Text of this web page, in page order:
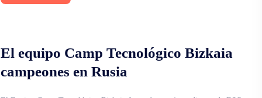
El equipo Camp Tecnológico Bizkaia
campeones en Rusia